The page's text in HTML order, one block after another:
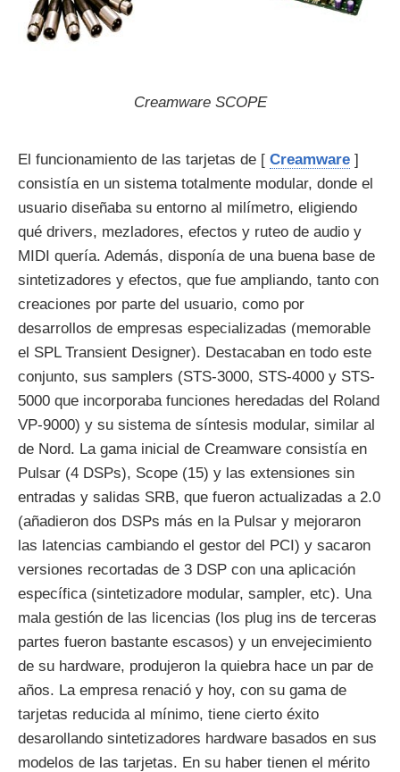
Creamware SCOPE
El funcionamiento de las tarjetas de [ Creamware ]
consistía en un sistema totalmente modular, donde el
usuario diseñaba su entorno al milímetro, eligiendo
qué drivers, mezladores, efectos y ruteo de audio y
MIDI quería. Además, disponía de una buena base de
sintetizadores y efectos, que fue ampliando, tanto con
creaciones por parte del usuario, como por
desarrollos de empresas especializadas (memorable
el SPL Transient Designer). Destacaban en todo este
conjunto, sus samplers (STS-3000, STS-4000 y STS-
5000 que incorporaba funciones heredadas del Roland
VP-9000) y su sistema de síntesis modular, similar al
de Nord. La gama inicial de Creamware consistía en
Pulsar (4 DSPs), Scope (15) y las extensiones sin
entradas y salidas SRB, que fueron actualizadas a 2.0
(añadieron dos DSPs más en la Pulsar y mejoraron
las latencias cambiando el gestor del PCI) y sacaron
versiones recortadas de 3 DSP con una aplicación
específica (sintetizadore modular, sampler, etc). Una
mala gestión de las licencias (los plug ins de terceras
partes fueron bastante escasos) y un envejecimiento
de su hardware, produjeron la quiebra hace un par de
años. La empresa renació y hoy, con su gama de
tarjetas reducida al mínimo, tiene cierto éxito
desarollando sintetizadores hardware basados en sus
modelos de las tarjetas. En su haber tienen el mérito